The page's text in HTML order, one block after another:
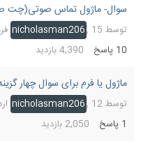
سوال- ماژول تماس صوتی(چت
توسط nicholasman206 ,15 فروردین 1392
10 پاسخ 4,390بازدید
ماژول یا فرم برای سوال چهار
توسط nicholasman206 ,12 اردیبهشت 1392
پاسخ 2,050بازدید